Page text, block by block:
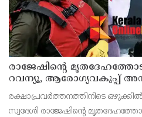
രാജേഷിന്റെ
റവന്യൂ, ആരോഗ്യവകുപ്പ്
കടുത്ത നടപടി വേണം;
ശക്തമായ
രക്ഷാപ്രവർത്തനത്തിനിടെ
സ്വദേശി രാജേഷിന്റെ